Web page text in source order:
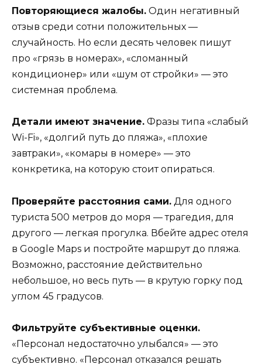
Повторяющиеся жалобы. Один негативный
отзыв среди сотни положительных —
случайность. Но если десять человек пишут
про «грязь в номерах», «сломанный
кондиционер» или «шум от стройки» — это
системная проблема.
Детали имеют значение. Фразы типа «слабый
Wi-Fi», «долгий путь до пляжа», «плохие
завтраки», «комары в номере» — это
конкретика, на которую стоит опираться.
Проверяйте расстояния сами. Для одного
туриста 500 метров до моря — трагедия, для
другого — легкая прогулка. Вбейте адрес отеля
в Google Maps и постройте маршрут до пляжа.
Возможно, расстояние действительно
небольшое, но весь путь — в крутую горку под
углом 45 градусов.
Фильтруйте субъективные оценки.
«Персонал недостаточно улыбался» — это
субъективно. «Персонал отказался решать